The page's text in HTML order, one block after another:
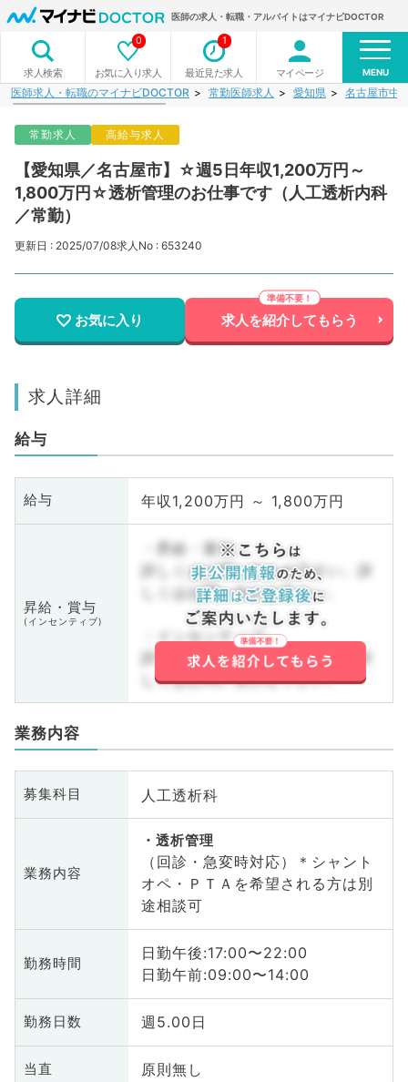
医師の求人・転職・アルバイトはマイナビDOCTOR
求人検索 お気に入り求人
0
最近見た求人
1
マイページ MENU
医師求人・転職のマイナビDOCTOR 常勤医師求人 愛知県 名古屋市中
常勤求人 高給与求人
【愛知県／名古屋市】☆週5日年収1,200万円～
1,800万円☆透析管理のお仕事です（人工透析内科
／常勤）
更新日 : 2025/07/08求人No : 653240
お気に入り 求人を紹介してもらう
求人詳細
給与
給与 年収1,200万円 ～ 1,800万円
昇給・賞与
(インセンティブ)
・昇給・賞与
詳しくはお問い合わせ下さい。詳
しくはお問い合わせ下さい。
・インセンティブ
詳しくはお問い合わせ下さい。詳
しくはお問い合わせ下さい。
業務内容
募集科目 人工透析科
業務内容
透析管理
（回診・急変時対応）＊シャント
オペ・ＰＴＡを希望される方は別
途相談可
勤務時間
日勤午後:17:00〜22:00
日勤午前:09:00〜14:00
勤務日数 週5.00日
当直 原則無し